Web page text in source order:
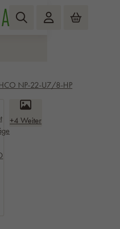
+4 Weiter